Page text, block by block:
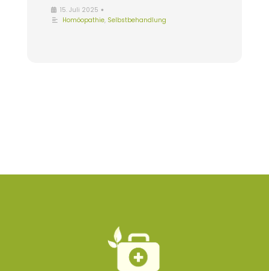
15. Juli 2025 •
Homöopathie, Selbstbehandlung